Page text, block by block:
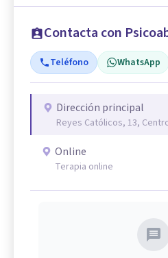
Contacta con
Teléfono WhatsApp
Dirección principal
Reyes Católicos, 13,
Online
Terapia online